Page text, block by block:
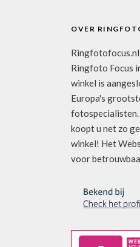
OVER
Ringfotofocus.nl
Ringfoto Focus
winkel is
Europa's
koopt u net zo
winkel! Het
voor